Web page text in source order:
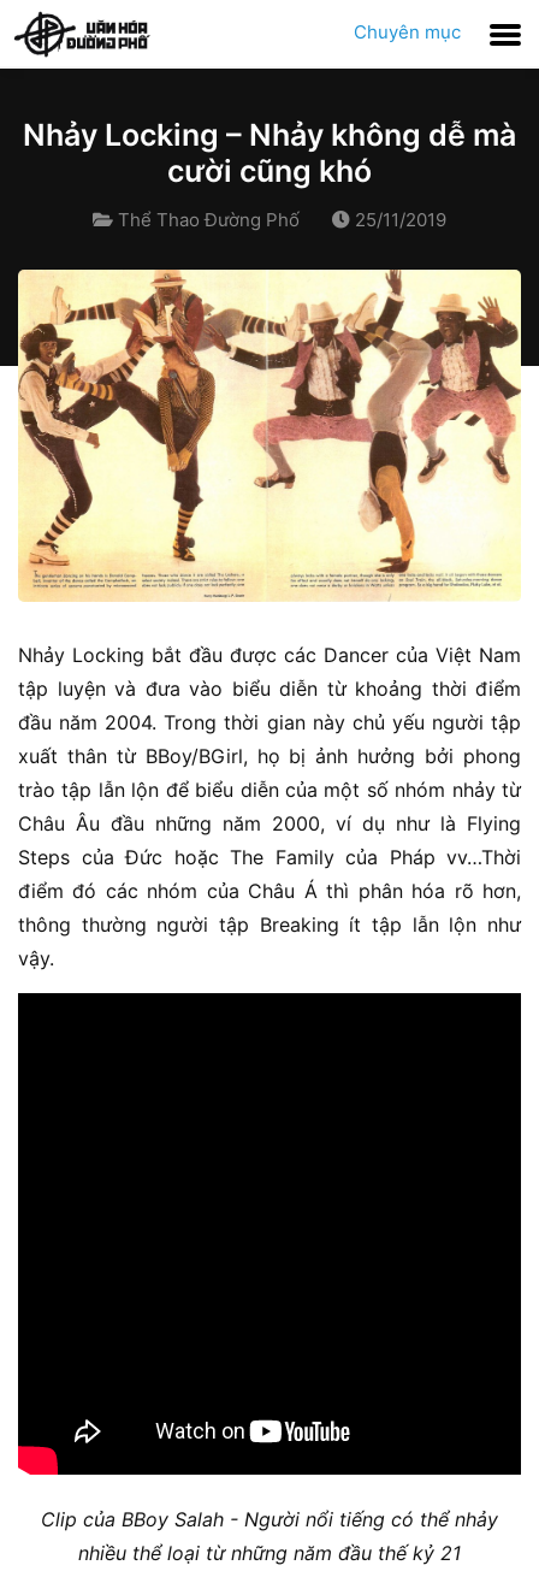
Chuyên mục
Nhảy Locking – Nhảy không dễ mà
cười cũng khó
Thể Thao Đường Phố 25/11/2019
Nhảy Locking bắt đầu được các Dancer của Việt Nam
tập luyện và đưa vào biểu diễn từ khoảng thời điểm
đầu năm 2004. Trong thời gian này chủ yếu người tập
xuất thân từ BBoy/BGirl, họ bị ảnh hưởng bởi phong
trào tập lẫn lộn để biểu diễn của một số nhóm nhảy từ
Châu Âu đầu những năm 2000, ví dụ như là Flying
Steps của Đức hoặc The Family của Pháp vv…Thời
điểm đó các nhóm của Châu Á thì phân hóa rõ hơn,
thông thường người tập Breaking ít tập lẫn lộn như
vậy.
Clip của BBoy Salah - Người nổi tiếng có thể nhảy
nhiều thể loại từ những năm đầu thế kỷ 21